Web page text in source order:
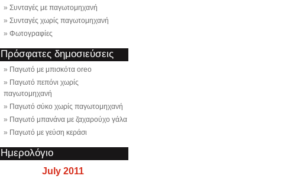
Συνταγές με παγωτομηχανή
Συνταγές χωρίς παγωτομηχανή
Φωτογραφίες
Πρόσφατες δημοσιεύσεις
Παγωτό με μπισκότα oreo
Παγωτό πεπόνι χωρίς
παγωτομηχανή
Παγωτό σύκο χωρίς παγωτομηχανή
Παγωτό μπανάνα με ζαχαρούχο γάλα
Παγωτό με γεύση κεράσι
Ημερολόγιο
July 2011